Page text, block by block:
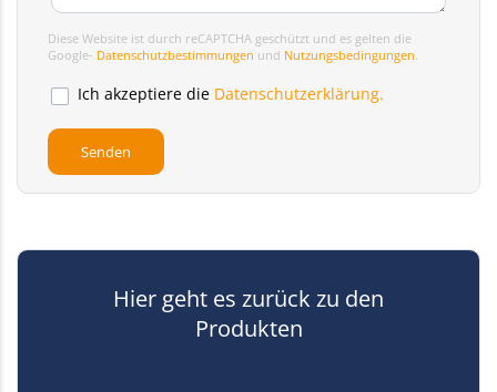
Diese Website ist durch reCAPTCHA geschützt und es gelten die
Google- Datenschutzbestimmungen und Nutzungsbedingungen.
Ich akzeptiere die Datenschutzerklärung.
Hier geht es zurück zu den
Produkten